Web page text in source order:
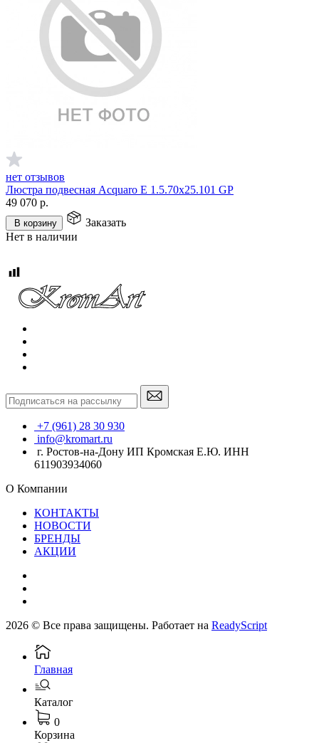
нет отзывов
Люстра подвесная Acquaro E 1.5.70x25.101 GP
49 070 р.
В корзину
Заказать
Нет в наличии
+7 (961) 28 30 930
info@kromart.ru
г. Ростов-на-Дону ИП Кромская Е.Ю. ИНН
611903934060
О Компании
КОНТАКТЫ
НОВОСТИ
БРЕНДЫ
АКЦИИ
2026 © Все права защищены. Работает на ReadyScript
Главная
Каталог
0
Корзина